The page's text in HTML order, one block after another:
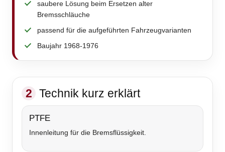
saubere Lösung beim Ersetzen alter
Bremsschläuche
passend für die aufgeführten Fahrzeugvarianten
Baujahr 1968-1976
2 Technik kurz erklärt
PTFE
Innenleitung für die Bremsflüssigkeit.